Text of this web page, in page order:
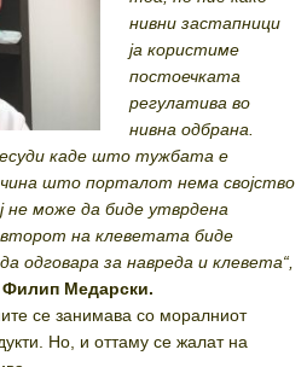
нивни застапници
ја користиме
постоечката
регулатива во
нивна одбрана.
каде што тужбата е
што порталот нема својство
не може да биде утврдена
на клеветата биде
одговара за навреда и клевета“,
Филип Медарски.
се занимава со моралниот
Но, и оттаму се жалат на